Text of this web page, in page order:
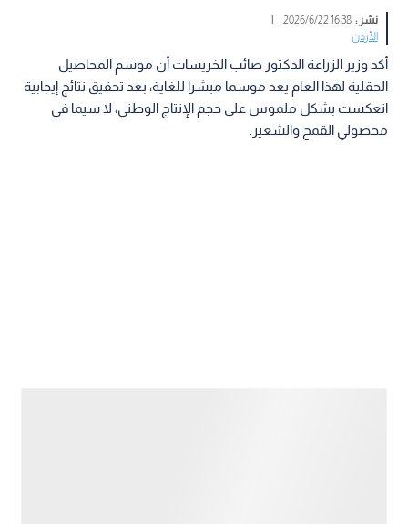
نشر :16:38 2026/6/22
الأردن
أكد وزير الزراعة الدكتور صائب الخريسات أن موسم المحاصيل
الحقلية لهذا العام يعد موسما مبشرا للغاية، بعد تحقيق نتائج إيجابية
انعكست بشكل ملموس على حجم الإنتاج الوطني، لا سيما في
محصولي القمح والشعير.